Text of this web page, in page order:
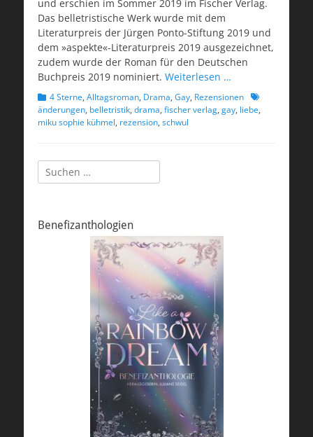
und erschien im Sommer 2019 im Fischer Verlag.
Das belletristische Werk wurde mit dem
Literaturpreis der Jürgen Ponto-Stiftung 2019 und
dem »aspekte«-Literaturpreis 2019 ausgezeichnet,
zudem wurde der Roman für den Deutschen
Buchpreis 2019 nominiert. Weiterlesen …
Kategorien
4 Sterne, Alltagsroman, Drama, Gay, Rezensionen Schlagworte
änderungen, belletristik, drama, fischer verlag, gay, liebe,
miku sophie kühmel, rezension, schwul
Suchen
nach:
Benefizanthologien